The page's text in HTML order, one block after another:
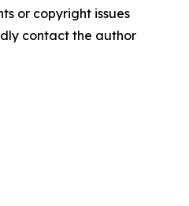
or copyright issues
contact the author